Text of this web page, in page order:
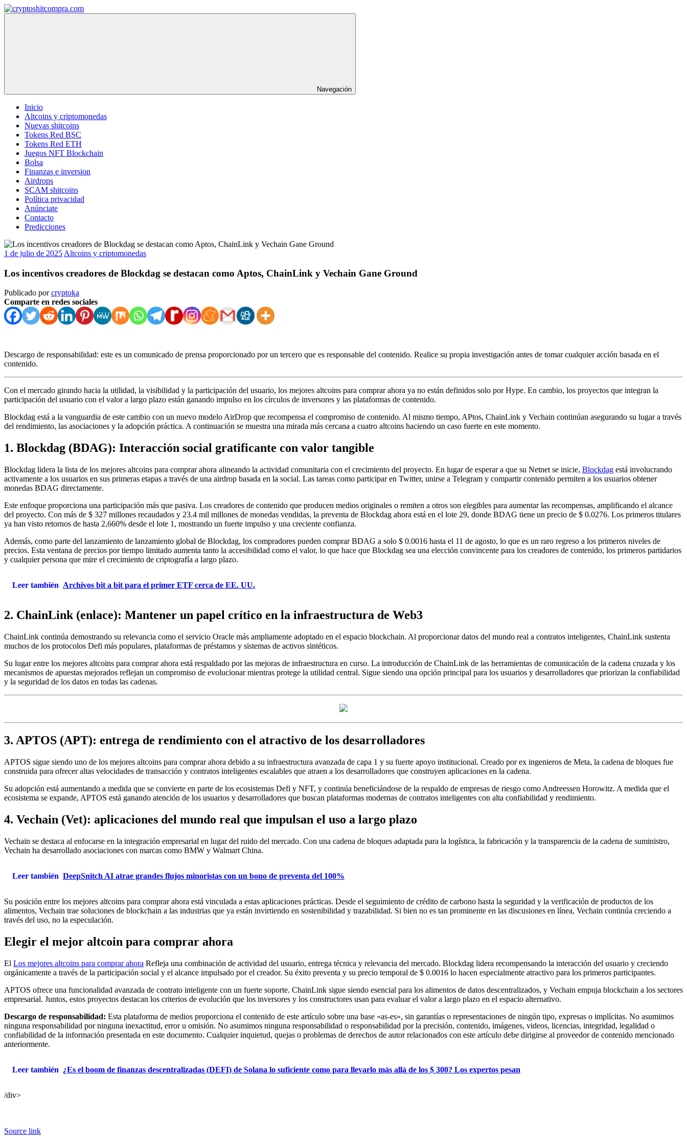
Saltar
al
Navegación
Inicio
Altcoins y criptomonedas
Nuevas shitcoins
Tokens Red BSC
Tokens Red ETH
Juegos NFT Blockchain
Bolsa
Finanzas e inversion
Airdrops
SCAM shitcoins
Política privacidad
Anúnciate
Contacto
Predicciones
1 de julio de 2025 Altcoins y criptomonedas
Los incentivos creadores de Blockdag se destacan como Aptos, ChainLink y Vechain Gane Ground
Publicado porcryptoka
Comparte en redes sociales
Descargo de responsabilidad: este es un comunicado de prensa proporcionado por un tercero que es responsable del contenido. Realice su propia investigación antes de tomar cualquier acción basada en el
contenido.
Con el mercado girando hacia la utilidad, la visibilidad y la participación del usuario, los mejores altcoins para comprar ahora ya no están definidos solo por Hype. En cambio, los proyectos que integran la
participación del usuario con el valor a largo plazo están ganando impulso en los círculos de inversores y las plataformas de contenido.
Blockdag está a la vanguardia de este cambio con un nuevo modelo AirDrop que recompensa el compromiso de contenido. Al mismo tiempo, APtos, ChainLink y Vechain continúan asegurando su lugar a través
del rendimiento, las asociaciones y la adopción práctica. A continuación se muestra una mirada más cercana a cuatro altcoins haciendo un caso fuerte en este momento.
1. Blockdag (BDAG): Interacción social gratificante con valor tangible
Blockdag lidera la lista de los mejores altcoins para comprar ahora alineando la actividad comunitaria con el crecimiento del proyecto. En lugar de esperar a que su Netnet se inicie, Blockdag está involucrando
activamente a los usuarios en sus primeras etapas a través de una airdrop basada en la social. Las tareas como participar en Twitter, unirse a Telegram y compartir contenido permiten a los usuarios obtener
monedas BDAG directamente.
Este enfoque proporciona una participación más que pasiva. Los creadores de contenido que producen medios originales o remiten a otros son elegibles para aumentar las recompensas, amplificando el alcance
del proyecto. Con más de $ 327 millones recaudados y 23.4 mil millones de monedas vendidas, la preventa de Blockdag ahora está en el lote 29, donde BDAG tiene un precio de $ 0.0276. Los primeros titulares
ya han visto retornos de hasta 2,660% desde el lote 1, mostrando un fuerte impulso y una creciente confianza.
Además, como parte del lanzamiento de lanzamiento global de Blockdag, los compradores pueden comprar BDAG a solo $ 0.0016 hasta el 11 de agosto, lo que es un raro regreso a los primeros niveles de
precios. Esta ventana de precios por tiempo limitado aumenta tanto la accesibilidad como el valor, lo que hace que Blockdag sea una elección convincente para los creadores de contenido, los primeros partidarios
y cualquier persona que mire el crecimiento de criptografía a largo plazo.
Leer también Archivos bit a bit para el primer ETF cerca de EE. UU.
2. ChainLink (enlace): Mantener un papel crítico en la infraestructura de Web3
ChainLink continúa demostrando su relevancia como el servicio Oracle más ampliamente adoptado en el espacio blockchain. Al proporcionar datos del mundo real a contratos inteligentes, ChainLink sustenta
muchos de los protocolos Defi más populares, plataformas de préstamos y sistemas de activos sintéticos.
Su lugar entre los mejores altcoins para comprar ahora está respaldado por las mejoras de infraestructura en curso. La introducción de ChainLink de las herramientas de comunicación de la cadena cruzada y los
mecanismos de apuestas mejorados reflejan un compromiso de evolucionar mientras protege la utilidad central. Sigue siendo una opción principal para los usuarios y desarrolladores que priorizan la confiabilidad
y la seguridad de los datos en todas las cadenas.
3. APTOS (APT): entrega de rendimiento con el atractivo de los desarrolladores
APTOS sigue siendo uno de los mejores altcoins para comprar ahora debido a su infraestructura avanzada de capa 1 y su fuerte apoyo institucional. Creado por ex ingenieros de Meta, la cadena de bloques fue
construida para ofrecer altas velocidades de transacción y contratos inteligentes escalables que atraen a los desarrolladores que construyen aplicaciones en la cadena.
Su adopción está aumentando a medida que se convierte en parte de los ecosistemas Defi y NFT, y continúa beneficiándose de la respaldo de empresas de riesgo como Andreessen Horowitz. A medida que el
ecosistema se expande, APTOS está ganando atención de los usuarios y desarrolladores que buscan plataformas modernas de contratos inteligentes con alta confiabilidad y rendimiento.
4. Vechain (Vet): aplicaciones del mundo real que impulsan el uso a largo plazo
Vechain se destaca al enfocarse en la integración empresarial en lugar del ruido del mercado. Con una cadena de bloques adaptada para la logística, la fabricación y la transparencia de la cadena de suministro,
Vechain ha desarrollado asociaciones con marcas como BMW y Walmart China.
Leer también DeepSnitch AI atrae grandes flujos minoristas con un bono de preventa del 100%
Su posición entre los mejores altcoins para comprar ahora está vinculada a estas aplicaciones prácticas. Desde el seguimiento de crédito de carbono hasta la seguridad y la verificación de productos de los
alimentos, Vechain trae soluciones de blockchain a las industrias que ya están invirtiendo en sostenibilidad y trazabilidad. Si bien no es tan prominente en las discusiones en línea, Vechain continúa creciendo a
través del uso, no la especulación.
Elegir el mejor altcoin para comprar ahora
El Los mejores altcoins para comprar ahora Refleja una combinación de actividad del usuario, entrega técnica y relevancia del mercado. Blockdag lidera recompensando la interacción del usuario y creciendo
orgánicamente a través de la participación social y el alcance impulsado por el creador. Su éxito preventa y su precio temporal de $ 0.0016 lo hacen especialmente atractivo para los primeros participantes.
APTOS ofrece una funcionalidad avanzada de contrato inteligente con un fuerte soporte. ChainLink sigue siendo esencial para los alimentos de datos descentralizados, y Vechain empuja blockchain a los sectores
empresarial. Juntos, estos proyectos destacan los criterios de evolución que los inversores y los constructores usan para evaluar el valor a largo plazo en el espacio alternativo.
Descargo de responsabilidad: Esta plataforma de medios proporciona el contenido de este artículo sobre una base «as-es», sin garantías o representaciones de ningún tipo, expresas o implícitas. No asumimos
ninguna responsabilidad por ninguna inexactitud, error u omisión. No asumimos ninguna responsabilidad o responsabilidad por la precisión, contenido, imágenes, videos, licencias, integridad, legalidad o
confiabilidad de la información presentada en este documento. Cualquier inquietud, quejas o problemas de derechos de autor relacionados con este artículo debe dirigirse al proveedor de contenido mencionado
anteriormente.
Leer también ¿Es el boom de finanzas descentralizadas (DEFI) de Solana lo suficiente como para llevarlo más allá de los $ 300? Los expertos pesan
/div>
Source link